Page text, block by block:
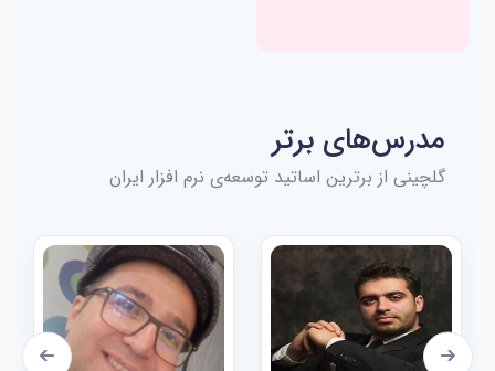
مدرس‌های برتر
گلچینی از برترین اساتید توسعه‌ی نرم افزار ایران